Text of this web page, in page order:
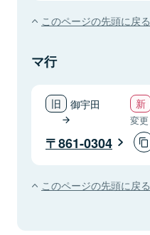
このページの先頭に戻る
マ行
御宇田
変更
861-0304
このページの先頭に戻る